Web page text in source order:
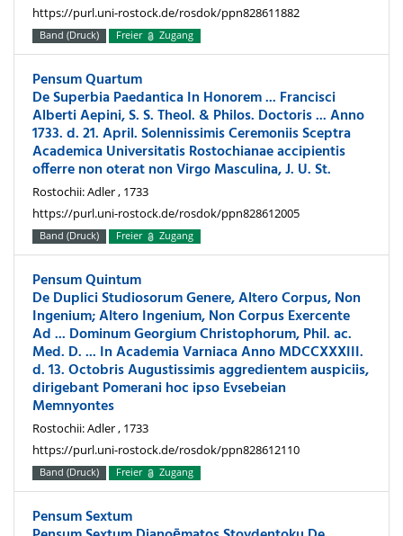
https://purl.uni-rostock.de/rosdok/ppn828611882
Band (Druck) Freier Zugang
Pensum Quartum
De Superbia Paedantica In Honorem ... Francisci
Alberti Aepini, S. S. Theol. & Philos. Doctoris ... Anno
1733. d. 21. April. Solennissimis Ceremoniis Sceptra
Academica Universitatis Rostochianae accipientis
offerre non oterat non Virgo Masculina, J. U. St.
Rostochii: Adler , 1733
https://purl.uni-rostock.de/rosdok/ppn828612005
Band (Druck) Freier Zugang
Pensum Quintum
De Duplici Studiosorum Genere, Altero Corpus, Non
Ingenium; Altero Ingenium, Non Corpus Exercente
Ad ... Dominum Georgium Christophorum, Phil. ac.
Med. D. ... In Academia Varniaca Anno MDCCXXXIII.
d. 13. Octobris Augustissimis aggredientem auspiciis,
dirigebant Pomerani hoc ipso Evsebeian
Memnyontes
Rostochii: Adler , 1733
https://purl.uni-rostock.de/rosdok/ppn828612110
Band (Druck) Freier Zugang
Pensum Sextum